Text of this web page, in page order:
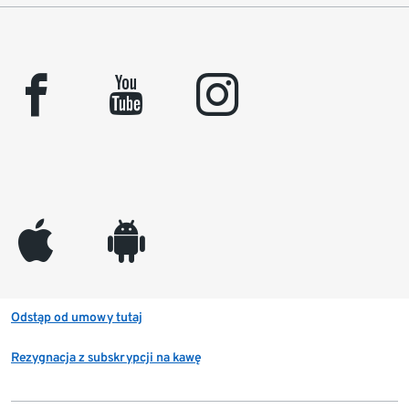
facebook youtube instagram
appleinc android
Odstąp od umowy tutaj
Rezygnacja z subskrypcji na kawę